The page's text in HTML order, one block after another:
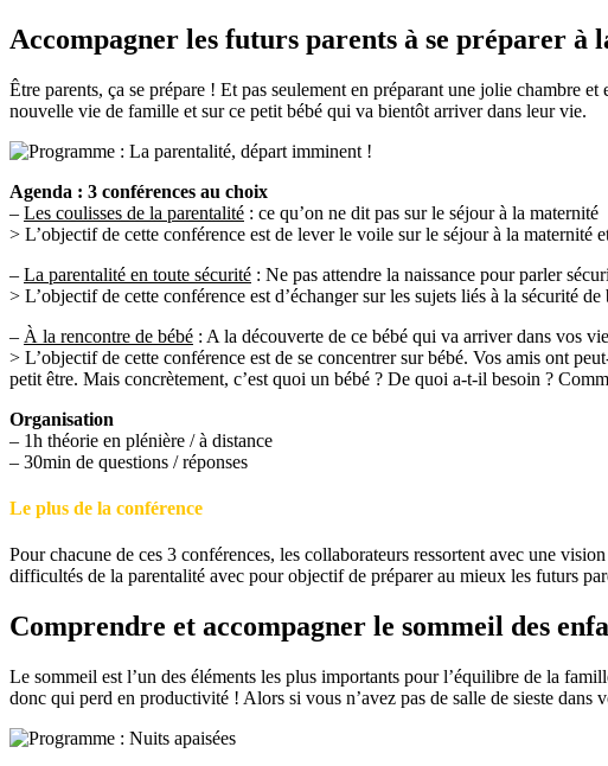
Accompagner les futurs parents à se préparer à
Être parents, ça se prépare ! Et pas seulement en préparant une jolie chambre
nouvelle vie de famille et sur ce petit bébé qui va bientôt arriver dans leur vie.
Agenda : 3 conférences au choix
– Les coulisses de la parentalité : ce qu’on ne dit pas sur le séjour à la maternité
> L’objectif de cette conférence est de lever le voile sur le séjour à la maternité
– La parentalité en toute sécurité : Ne pas attendre la naissance pour parler
> L’objectif de cette conférence est d’échanger sur les sujets liés à la sécurité
– À la rencontre de bébé : A la découverte de ce bébé qui va arriver dans vos
> L’objectif de cette conférence est de se concentrer sur bébé. Vos amis ont
petit être. Mais concrètement, c’est quoi un bébé ? De quoi a-t-il besoin ?
Organisation
– 1h théorie en plénière / à distance
– 30min de questions / réponses
Le plus de la conférence
Pour chacune de ces 3 conférences, les collaborateurs ressortent avec une
difficultés de la parentalité avec pour objectif de préparer au mieux les futurs
Comprendre et accompagner le sommeil des
Le sommeil est l’un des éléments les plus importants pour l’équilibre de la
donc qui perd en productivité ! Alors si vous n’avez pas de salle de sieste